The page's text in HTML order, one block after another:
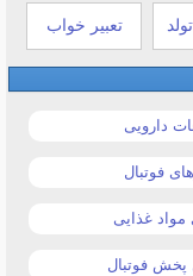
تعبیر خواب
دارویی
فوتبال
مواد غذایی
پخش فوتبال